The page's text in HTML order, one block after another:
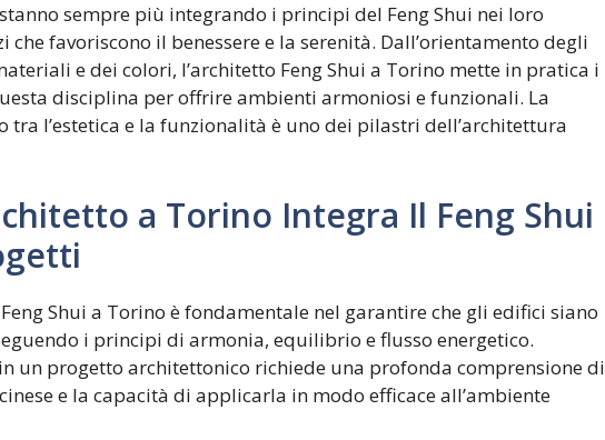
sempre più integrando i principi del Feng Shui nei loro
che favoriscono il benessere e la serenità. Dall’orientamento degli
e dei colori, l’architetto Feng Shui a Torino mette in pratica i
disciplina per offrire ambienti armoniosi e funzionali. La
l’estetica e la funzionalità è uno dei pilastri dell’architettura
a Torino Integra Il Feng Shui
Shui a Torino è fondamentale nel garantire che gli edifici siano
i principi di armonia, equilibrio e flusso energetico.
un progetto architettonico richiede una profonda comprensione di
e la capacità di applicarla in modo efficace all’ambiente